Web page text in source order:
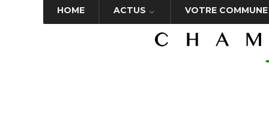
HOME ACTUS VOTRE COMMUNE